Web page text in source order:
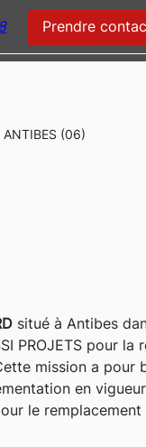
Prendre
ANTIBES (06)
situé à Antibes
PROJETS pour la
mission a pour
en
le